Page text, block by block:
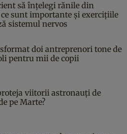
să înțelegi rănile din
ce sunt importante și exercițiile
sistemul nervos
doi antreprenori tone de
pentru mii de copii
viitorii astronauți de
pe Marte?